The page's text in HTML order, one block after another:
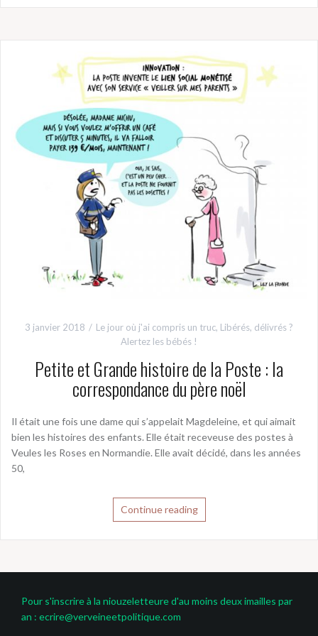
3 janvier 2018 Le jour où j'ai compris un truc, Libérés, délivrés ?
Alertez les bébés !
Petite et Grande histoire de la Poste : la
correspondance du père noël
Il était une fois une dame qui s’appelait Magdeleine, et qui aimait
bien les histoires des enfants. Elle était receveuse des postes à
Veules les Roses en Normandie. Elle avait décidé, dans les années
50,
Continue reading
Pour s'inscrire à la niouzeletteure d'au moins deux imailles par
an : ecrire@verveineetpolitique.com